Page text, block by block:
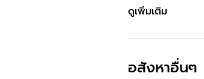
ดูเพิ่มเติม
อสังหาอื่นๆ